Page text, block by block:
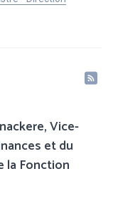
Vice-
et du
la Fonction